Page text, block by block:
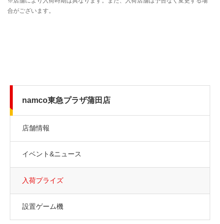
namco東急プラザ蒲田店
店舗情報
イベント&ニュース
入荷プライズ
設置ゲーム機